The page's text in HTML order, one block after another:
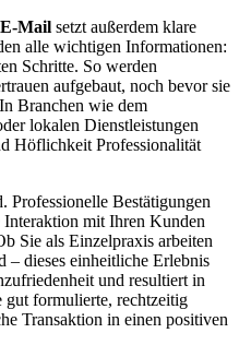
Mail setzt außerdem klare
alle wichtigen Informationen:
Schritte. So werden
aufgebaut, noch bevor sie
Branchen wie dem
lokalen Dienstleistungen
Höflichkeit Professionalität
Professionelle Bestätigungen
Interaktion mit Ihren Kunden
Sie als Einzelpraxis arbeiten
– dieses einheitliche Erlebnis
und resultiert in
gut formulierte, rechtzeitig
Transaktion in einen positiven